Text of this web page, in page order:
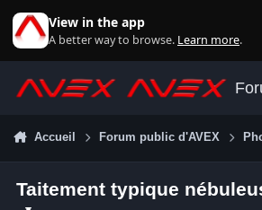
View in the app
A better way to browse. Learn more.
Accueil Forum public d'AVEX
Taitement typique